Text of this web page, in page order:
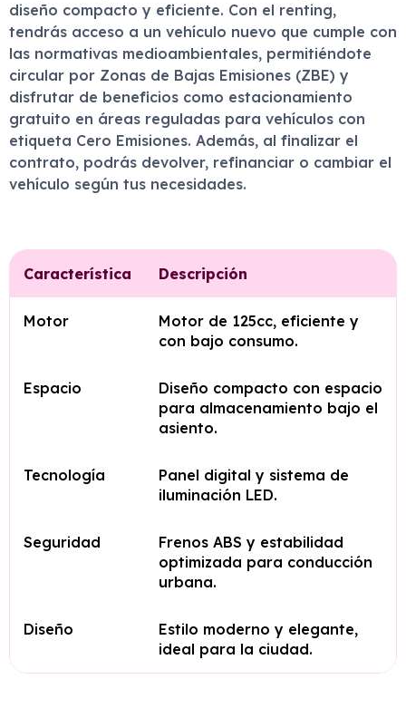
diseño compacto y eficiente. Con el renting,
tendrás acceso a un vehículo nuevo que cumple con
las normativas medioambientales, permitiéndote
circular por Zonas de Bajas Emisiones (ZBE) y
disfrutar de beneficios como estacionamiento
gratuito en áreas reguladas para vehículos con
etiqueta Cero Emisiones. Además, al finalizar el
contrato, podrás devolver, refinanciar o cambiar el
vehículo según tus necesidades.
Característica Descripción
Motor
Motor de 125cc, eficiente y
con bajo consumo.
Espacio
Diseño compacto con espacio
para almacenamiento bajo el
asiento.
Tecnología
Panel digital y sistema de
iluminación LED.
Seguridad
Frenos ABS y estabilidad
optimizada para conducción
urbana.
Diseño
Estilo moderno y elegante,
ideal para la ciudad.